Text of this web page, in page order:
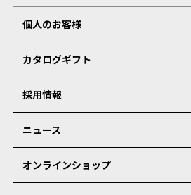
個人のお客様
カタログギフト
採用情報
ニュース
オンラインショップ